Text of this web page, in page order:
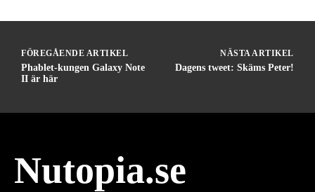
FÖREGÅENDE ARTIKEL
Phablet-kungen Galaxy Note
II är här
NÄSTA ARTIKEL
Dagens tweet: Skäms Peter!
Nutopia.se